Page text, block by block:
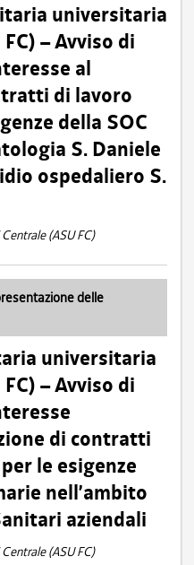
universitaria
– Avviso di
al
di lavoro
della SOC
S. Daniele
ospedaliero S.
(ASU FC)
delle
universitaria
– Avviso di
di contratti
le esigenze
nell’ambito
aziendali
(ASU FC)